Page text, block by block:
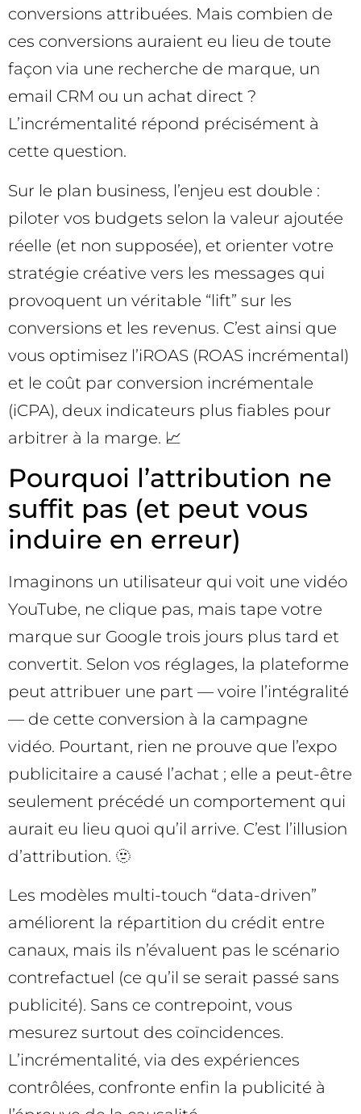
conversions attribuées. Mais combien de
ces conversions auraient eu lieu de toute
façon via une recherche de marque, un
email CRM ou un achat direct ?
L’incrémentalité répond précisément à
cette question.
Sur le plan business, l’enjeu est double :
piloter vos budgets selon la valeur ajoutée
réelle (et non supposée), et orienter votre
stratégie créative vers les messages qui
provoquent un véritable “lift” sur les
conversions et les revenus. C’est ainsi que
vous optimisez l’iROAS (ROAS incrémental)
et le coût par conversion incrémentale
(iCPA), deux indicateurs plus fiables pour
arbitrer à la marge. 📈
Pourquoi l’attribution ne
suffit pas (et peut vous
induire en erreur)
Imaginons un utilisateur qui voit une vidéo
YouTube, ne clique pas, mais tape votre
marque sur Google trois jours plus tard et
convertit. Selon vos réglages, la plateforme
peut attribuer une part — voire l’intégralité
— de cette conversion à la campagne
vidéo. Pourtant, rien ne prouve que l’expo
publicitaire a causé l’achat ; elle a peut-être
seulement précédé un comportement qui
aurait eu lieu quoi qu’il arrive. C’est l’illusion
d’attribution. 🫥
Les modèles multi-touch “data-driven”
améliorent la répartition du crédit entre
canaux, mais ils n’évaluent pas le scénario
contrefactuel (ce qu’il se serait passé sans
publicité). Sans ce contrepoint, vous
mesurez surtout des coïncidences.
L’incrémentalité, via des expériences
contrôlées, confronte enfin la publicité à